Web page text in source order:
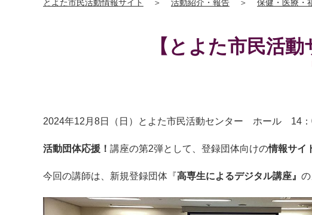
とよた市民活動情報サイト ＞ 活動紹介・報告 ＞ 保健・医療・
【とよた市民活
2024年12月8日（日）とよた市民活動センター ホール 14
活動団体応援！ 講座の第2弾として、登録団体向けの情報サイ
今回の講師は、新規登録団体『高専生によるデジタル講座』